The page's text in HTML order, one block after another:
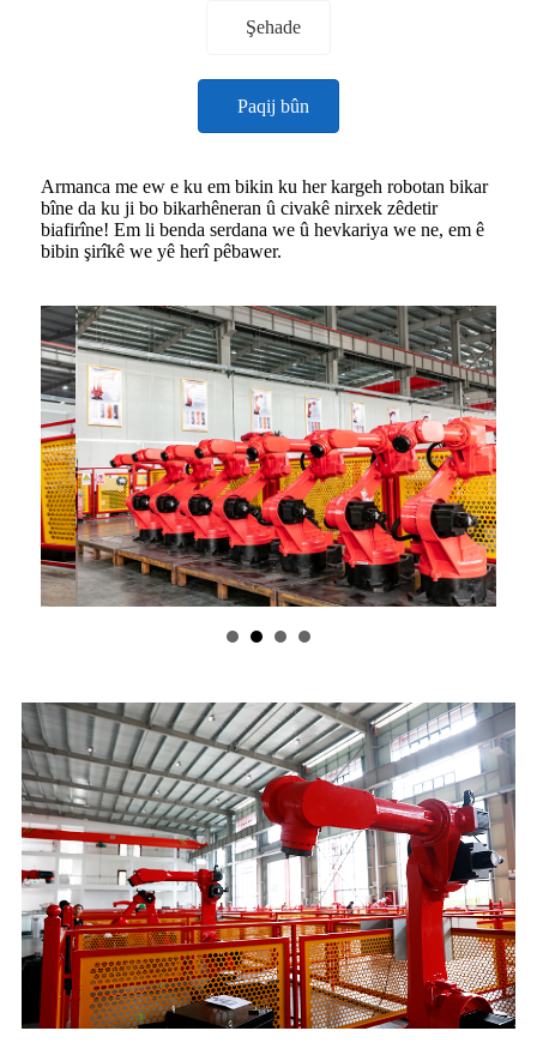
Şehade
Paqij bûn
Armanca me ew e ku em bikin ku her kargeh robotan bikar
bîne da ku ji bo bikarhêneran û civakê nirxek zêdetir
biafirîne! Em li benda serdana we û hevkariya we ne, em ê
bibin şirîkê we yê herî pêbawer.